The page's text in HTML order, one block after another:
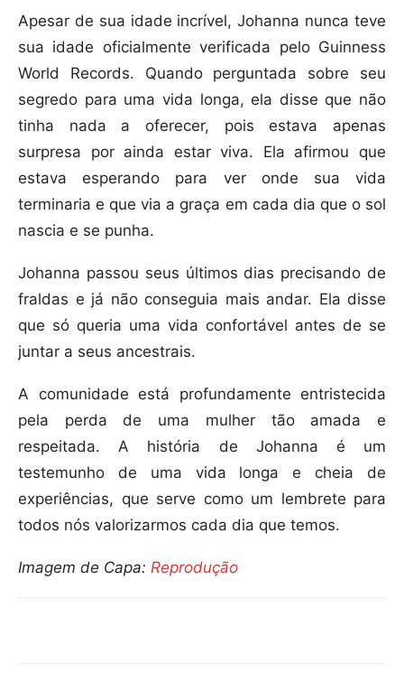
Apesar de sua idade incrível, Johanna nunca teve
sua idade oficialmente verificada pelo Guinness
World Records. Quando perguntada sobre seu
segredo para uma vida longa, ela disse que não
tinha nada a oferecer, pois estava apenas
surpresa por ainda estar viva. Ela afirmou que
estava esperando para ver onde sua vida
terminaria e que via a graça em cada dia que o sol
nascia e se punha.
Johanna passou seus últimos dias precisando de
fraldas e já não conseguia mais andar. Ela disse
que só queria uma vida confortável antes de se
juntar a seus ancestrais.
A comunidade está profundamente entristecida
pela perda de uma mulher tão amada e
respeitada. A história de Johanna é um
testemunho de uma vida longa e cheia de
experiências, que serve como um lembrete para
todos nós valorizarmos cada dia que temos.
Imagem de Capa: Reprodução